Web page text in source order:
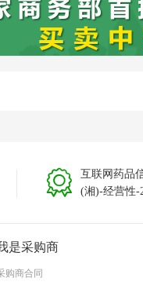
互联网药品
(湘)-经营性-
是采购商
购商合同